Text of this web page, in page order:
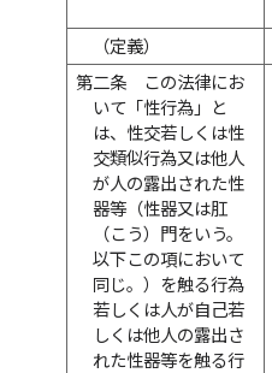
（定義）
第二条
この法律にお
いて「性行為」と
は、性交若しくは性
交類似行為又は他人
が人の露出された性
器等（性器又は肛
（こう）門をいう。
以下この項において
同じ。）を触る行為
若しくは人が自己若
しくは他人の露出さ
れた性器等を触る行